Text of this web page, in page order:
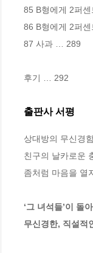
85 B형에게 2퍼
86 B형에게 2퍼
87 사과 … 289
후기 … 292
출판사 서평
상대방의 무신경
친구의 날카로운
좀처럼 마음을 열
‘그 녀석들’이 돌
무신경한, 직설적